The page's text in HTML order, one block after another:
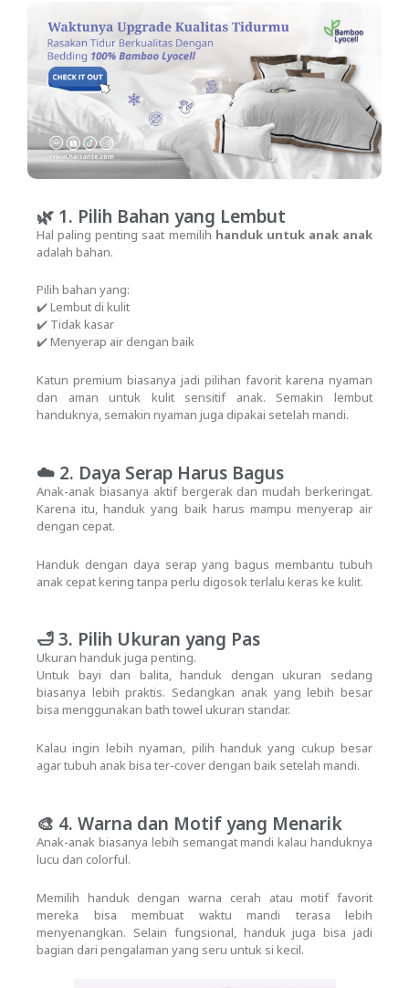
🌿 1. Pilih Bahan yang Lembut
Hal paling penting saat memilih handuk untuk anak anak
adalah bahan.
Pilih bahan yang:
✔️ Lembut di kulit
✔️ Tidak kasar
✔️ Menyerap air dengan baik
Katun premium biasanya jadi pilihan favorit karena nyaman
dan aman untuk kulit sensitif anak. Semakin lembut
handuknya, semakin nyaman juga dipakai setelah mandi.
☁️ 2. Daya Serap Harus Bagus
Anak-anak biasanya aktif bergerak dan mudah berkeringat.
Karena itu, handuk yang baik harus mampu menyerap air
dengan cepat.
Handuk dengan daya serap yang bagus membantu tubuh
anak cepat kering tanpa perlu digosok terlalu keras ke kulit.
🛁 3. Pilih Ukuran yang Pas
Ukuran handuk juga penting.
Untuk bayi dan balita, handuk dengan ukuran sedang
biasanya lebih praktis. Sedangkan anak yang lebih besar
bisa menggunakan bath towel ukuran standar.
Kalau ingin lebih nyaman, pilih handuk yang cukup besar
agar tubuh anak bisa ter-cover dengan baik setelah mandi.
🎨 4. Warna dan Motif yang Menarik
Anak-anak biasanya lebih semangat mandi kalau handuknya
lucu dan colorful.
Memilih handukdengan warna cerah atau motif favorit
mereka bisa membuat waktu mandi terasa lebih
menyenangkan. Selain fungsional, handuk juga bisa jadi
bagian dari pengalaman yang seru untuk si kecil.